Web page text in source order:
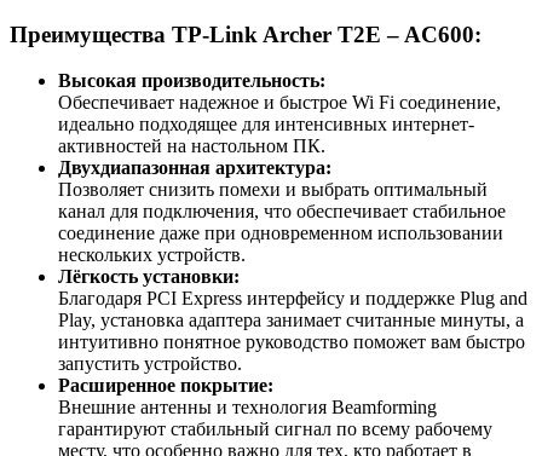
Преимущества TP-Link Archer T2E – AC600:
Высокая производительность:
Обеспечивает надежное и быстрое Wi Fi соединение,
идеально подходящее для интенсивных интернет-
активностей на настольном ПК.
Двухдиапазонная архитектура:
Позволяет снизить помехи и выбрать оптимальный
канал для подключения, что обеспечивает стабильное
соединение даже при одновременном использовании
нескольких устройств.
Лёгкость установки:
Благодаря PCI Express интерфейсу и поддержке Plug and
Play, установка адаптера занимает считанные минуты, а
интуитивно понятное руководство поможет вам быстро
запустить устройство.
Расширенное покрытие:
Внешние антенны и технология Beamforming
гарантируют стабильный сигнал по всему рабочему
месту, что особенно важно для тех, кто работает в